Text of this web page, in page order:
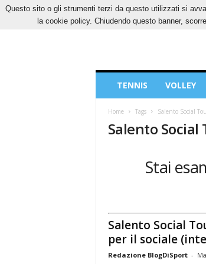
VENERDÌ, 7 AGOSTO 2026
Sport
TENNIS VOLLEY
Home Tags Salento Social
Salento Social
Stai
Salento Social
per il sociale
Redazione BlogDiSport -
Questo sito o gli strumenti terzi da questo utilizzati si
la cookie policy. Chiudendo questo banner,